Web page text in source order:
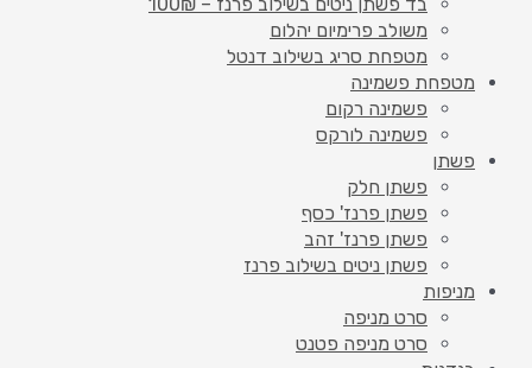
משולב פרימיום יהלום
מטפחת סריג בשילוב דנטל
מטפחת פשמינה
פשמינה רקום
פשמינה לורקס
פשתן
פשתן חלק
פשתן פרנז' כסף
פשתן פרנז' זהב
פשתן ניטים בשילוב פרנז
מניפות
סרט מניפה
סרט מניפה פטנט